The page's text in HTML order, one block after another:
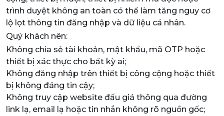
trình duyệt không an toàn có thể làm tăng nguy cơ
lộ lọt thông tin đăng nhập và dữ liệu cá nhân.
Quý khách nên:
Không chia sẻ tài khoản, mật khẩu, mã OTP hoặc
thiết bị xác thực cho bất kỳ ai;
Không đăng nhập trên thiết bị công cộng hoặc thiết
bị không đáng tin cậy;
Không truy cập website đấu giá thông qua đường
link lạ, email lạ hoặc tin nhắn không rõ nguồn gốc;